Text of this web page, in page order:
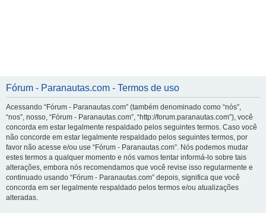
Fórum - Paranautas.com - Termos de uso
Acessando “Fórum - Paranautas.com” (também denominado como “nós”,
“nos”, nosso, “Fórum - Paranautas.com”, “http://forum.paranautas.com”), você
concorda em estar legalmente respaldado pelos seguintes termos. Caso você
não concorde em estar legalmente respaldado pelos seguintes termos, por
favor não acesse e/ou use “Fórum - Paranautas.com”. Nós podemos mudar
estes termos a qualquer momento e nós vamos tentar informá-lo sobre tais
alterações, embora nós recomendamos que você revise isso regularmente e
continuado usando “Fórum - Paranautas.com” depois, significa que você
concorda em ser legalmente respaldado pelos termos e/ou atualizações
alteradas.